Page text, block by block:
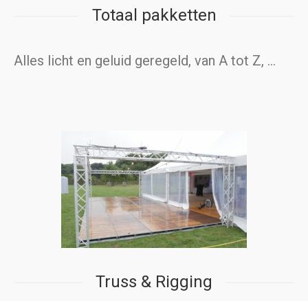
Totaal pakketten
Alles licht en geluid geregeld, van A tot Z, …
Truss & Rigging